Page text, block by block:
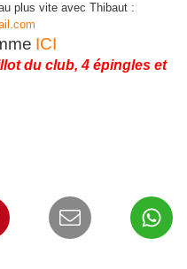
plus vite avec Thibaut :
ICI
du club, 4 épingles et